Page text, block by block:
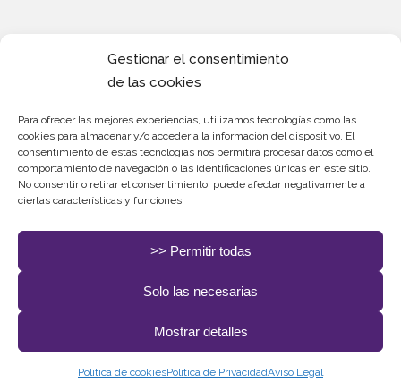
Gestionar el consentimiento
de las cookies
Para ofrecer las mejores experiencias, utilizamos tecnologías como las
cookies para almacenar y/o acceder a la información del dispositivo. El
consentimiento de estas tecnologías nos permitirá procesar datos como el
comportamiento de navegación o las identificaciones únicas en este sitio.
No consentir o retirar el consentimiento, puede afectar negativamente a
ciertas características y funciones.
>> Permitir todas
Solo las necesarias
Mostrar detalles
Política de cookiesPolítica de PrivacidadAviso Legal
Sociales.
desarrollado pordelefant.com